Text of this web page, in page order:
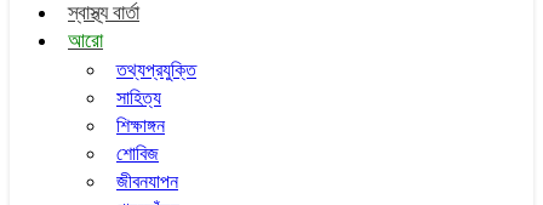
স্বাস্থ্য বার্তা
আরো
তথ্যপ্রযুক্তি
সাহিত্য
শিক্ষাঙ্গন
শোবিজ
জীবনযাপন